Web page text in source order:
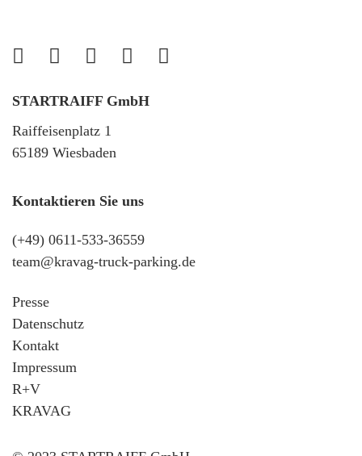
STARTRAIFF GmbH
Raiffeisenplatz 1
65189 Wiesbaden
Kontaktieren Sie uns
(+49) 0611-533-36559
team@kravag-truck-parking.de
Presse
Datenschutz
Kontakt
Impressum
R+V
KRAVAG